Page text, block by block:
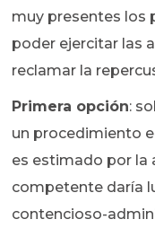
muy presentes los
poder ejercitar las
reclamar la
Primera opción:
un procedimiento
es estimado por la
competente daría
contencioso-